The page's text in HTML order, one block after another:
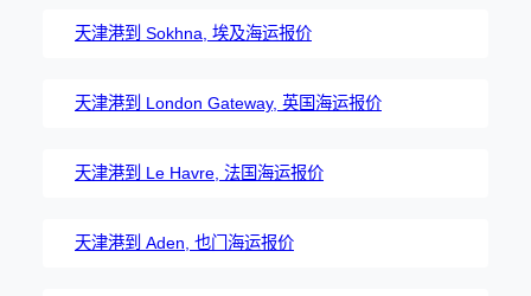
天津港到 Sokhna, 埃及海运报价
天津港到 London Gateway, 英国海运报价
天津港到 Le Havre, 法国海运报价
天津港到 Aden, 也门海运报价